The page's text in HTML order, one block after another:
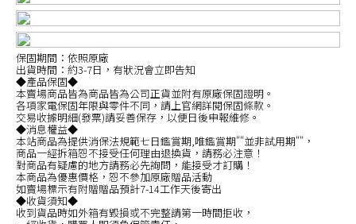
保固期間：依照原廠
出貨時間：約3-7日，有狀況會立即告知
◆產品保固◆
本賣場商品皆為商品皆為公司正貨並附有原廠保固證明。
各項家電保固年限與零件不同，請上官網詳閱保固條款。
交易收據明細(發票)請妥善保存，以便日後申報維修。
◆消息權益◆
本站商品為提供消保法規範七日鑑賞期,唯鑑賞期""並非試用期""，
商品一經拆箱恕不接受任何理由退換貨，請務必注意！
對商品有疑慮的地方請務必先詢問，能接受才訂購！
本商品為優惠價格，恕不參加原廠贈品活動
如賣場標示有附贈贈品預計7-14工作天後寄出
◆收貨須知◆
收到貨品時如外箱有毀損或不完整請第一時間拒收，